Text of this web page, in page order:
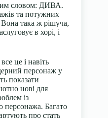
словом: ДИВА.
та потужних
Вона така ж рішуча,
в хорі, і
це і навіть
персонаж у
показати
нові для
із
персонажа. Багато
про стать